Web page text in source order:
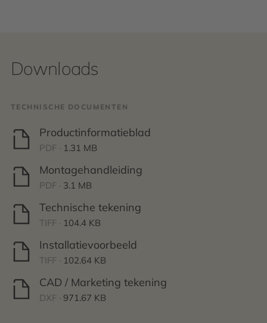
Downloads
TECHNISCHE DOCUMENTEN
Productinformatieblad
PDF · 1.31 MB
Montagehandleiding
PDF · 3.1 MB
Technische tekening
TIFF · 104.4 KB
Installatievoorbeeld
TIFF · 102.64 KB
CAD / Marketing tekening
DXF · 971.67 KB